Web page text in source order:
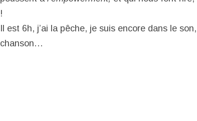
!
Il est 6h, j’ai la pêche, je suis encore dans le
chanson…